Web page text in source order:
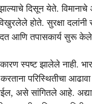
दिसून येते.
होते. सुरक्षा दलांनी
आणि तपासकार्य सुरू
स्पष्ट झालेले नाही.
परिस्थितीचा
असे सांगितले आहे.